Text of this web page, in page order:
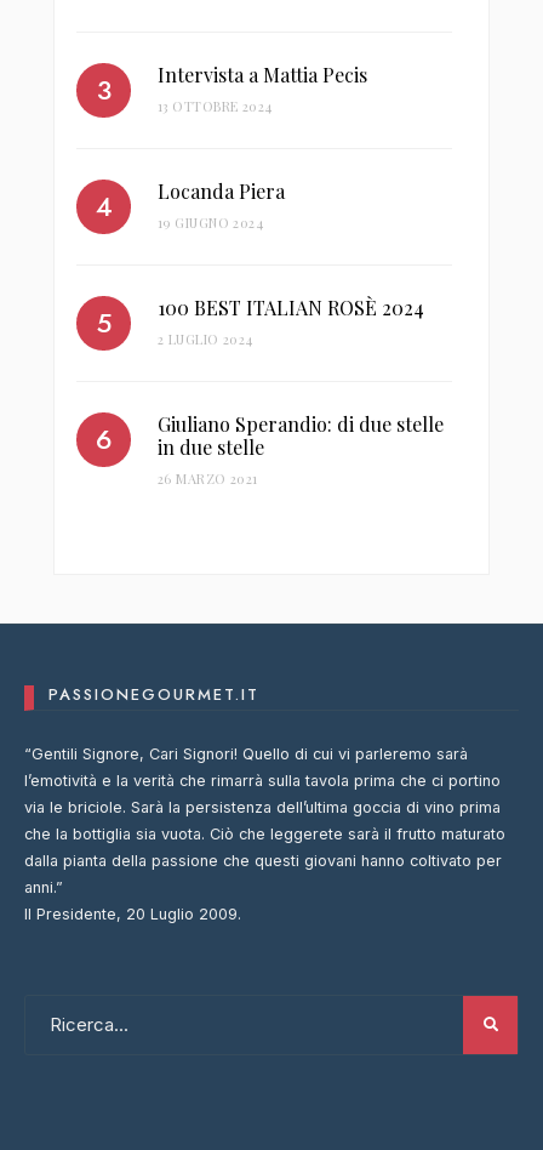
Intervista a Mattia Pecis
13 OTTOBRE 2024
Locanda Piera
19 GIUGNO 2024
100 BEST ITALIAN ROSÈ 2024
2 LUGLIO 2024
Giuliano Sperandio: di due stelle
in due stelle
26 MARZO 2021
PASSIONEGOURMET.IT
“Gentili Signore, Cari Signori! Quello di cui vi parleremo sarà
l’emotività e la verità che rimarrà sulla tavola prima che ci portino
via le briciole. Sarà la persistenza dell’ultima goccia di vino prima
che la bottiglia sia vuota. Ciò che leggerete sarà il frutto maturato
dalla pianta della passione che questi giovani hanno coltivato per
anni.”
Il Presidente, 20 Luglio 2009.